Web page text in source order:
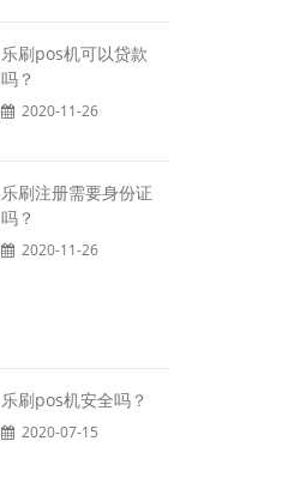
乐刷pos机可以贷款
吗？
2020-11-26
乐刷注册需要身份证
吗？
2020-11-26
乐刷pos机安全吗？
2020-07-15